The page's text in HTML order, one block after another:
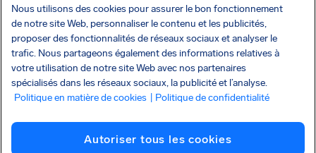
SocialFacebook
SocialTwitter
SocialInstagram
SocialLinkedin
OBTENEZ NOTRE APPLI GRATUITE
Politique de confidentialité CookiesImprint
Attaque de la chaîne d'approvisionnement Shai-Hulud
Nous utilisons des cookies pour assurer le bon fonctionnement
de notre site Web, personnaliser le contenu et les publicités,
proposer des fonctionnalités de réseaux sociaux et analyser le
trafic. Nous partageons également des informations relatives à
votre utilisation de notre site Web avec nos partenaires
spécialisés dans les réseaux sociaux, la publicité et l’analyse.
Politique en matière de cookies
| Politique de confidentialité
Autoriser tous les cookies